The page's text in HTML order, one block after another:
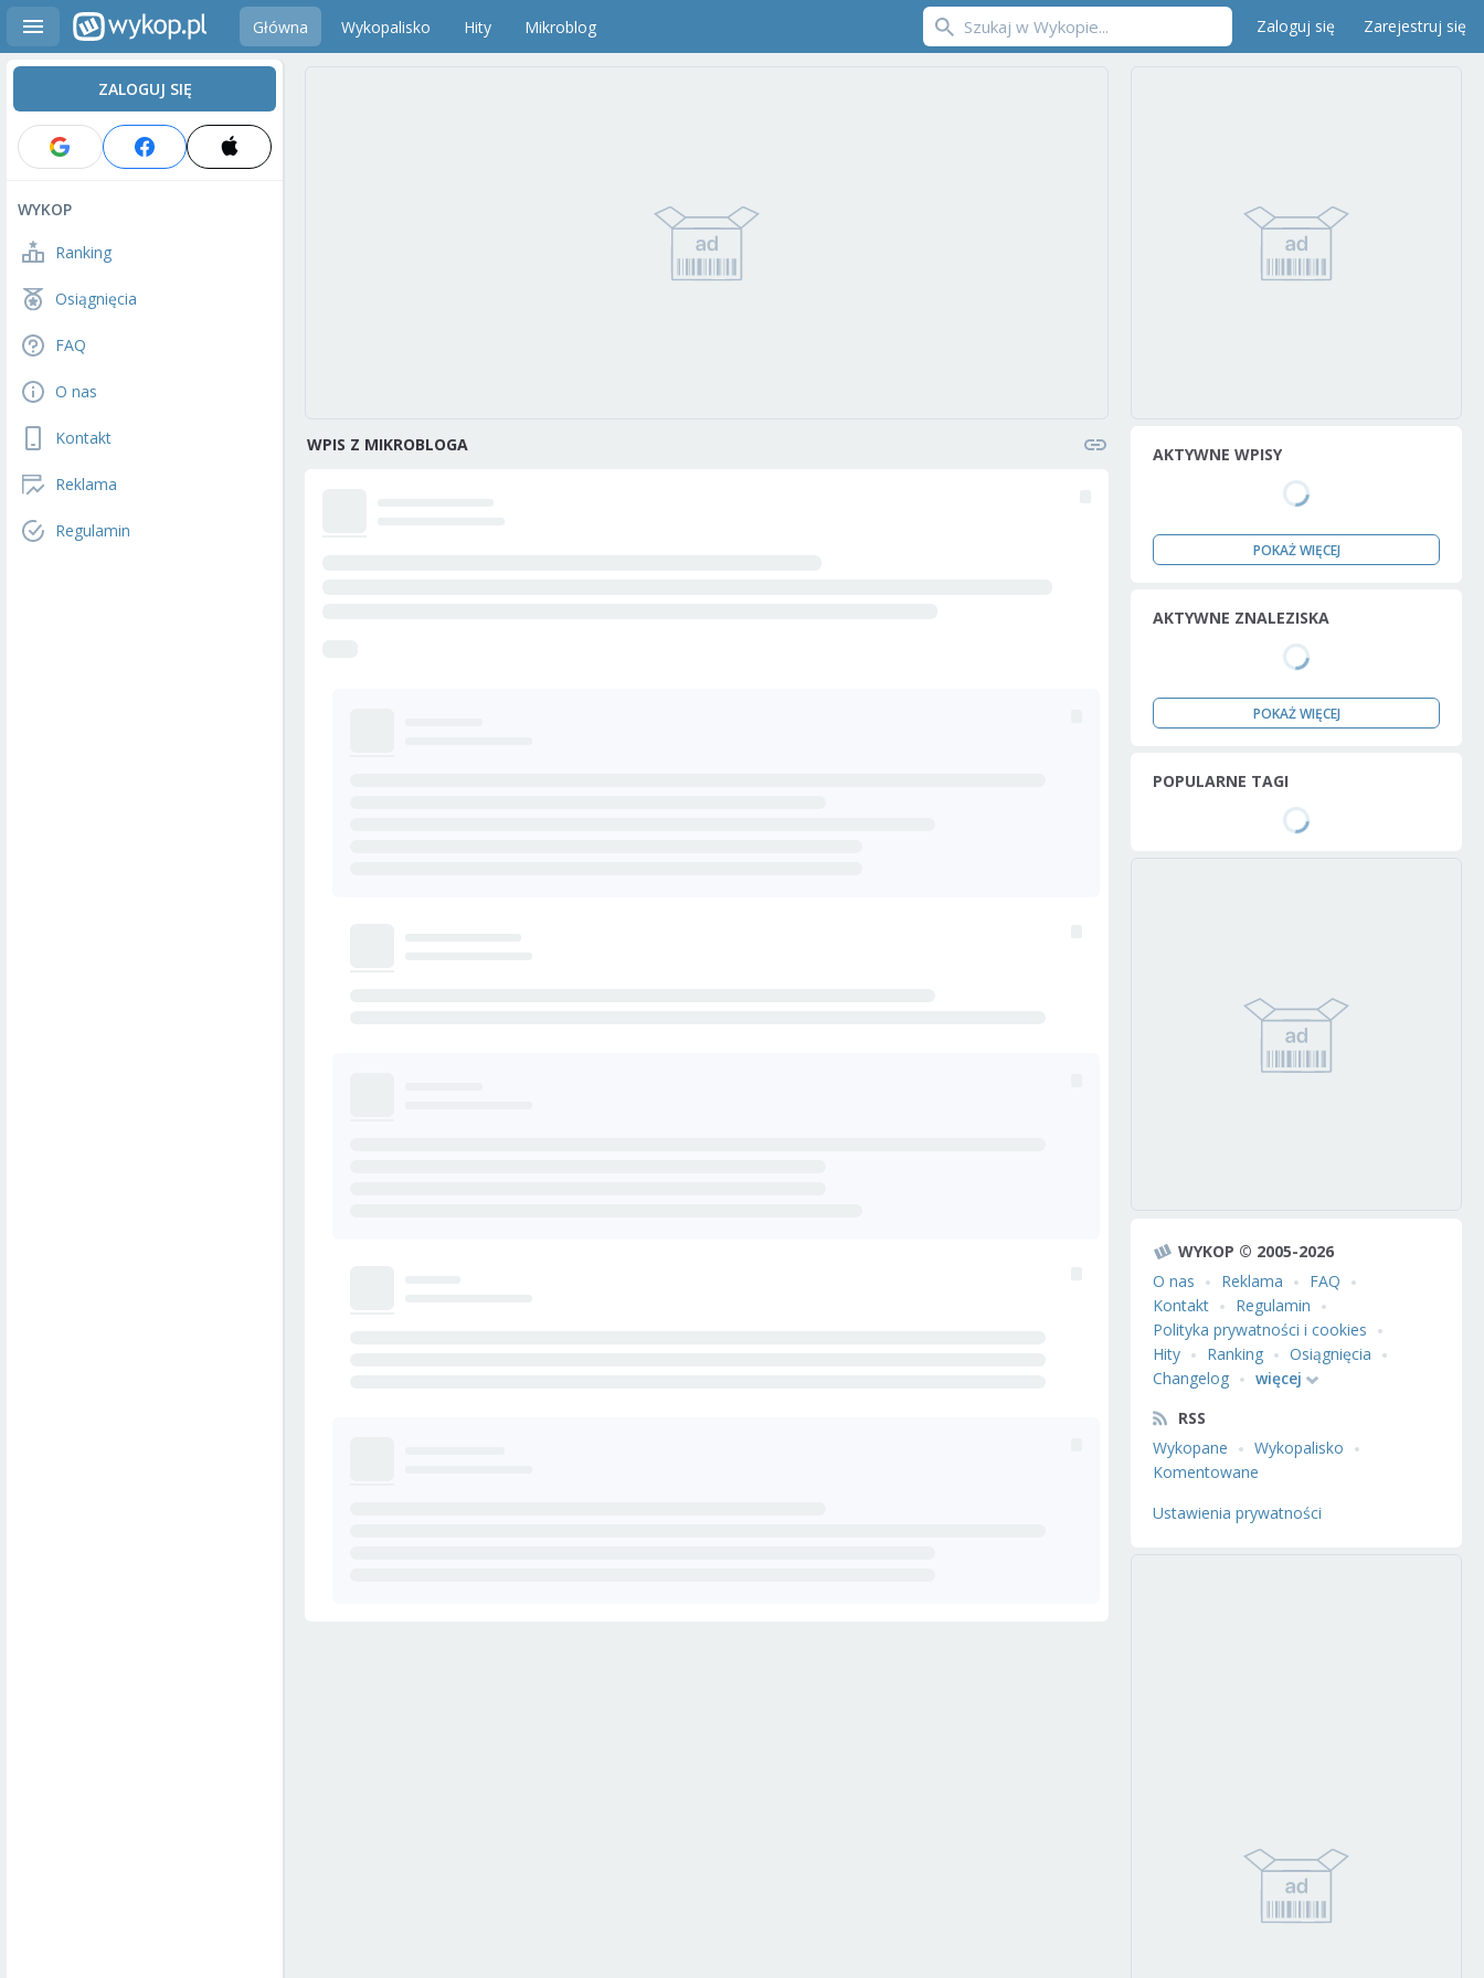
Główna Wykopalisko Hity Mikroblog Zaloguj się Zarejestruj się
ZALOGUJ SIĘ
WYKOP
Ranking
Osiągnięcia
FAQ
O nas
Kontakt
Reklama
Regulamin
WPIS Z MIKROBLOGA AKTYWNE WPISY
POKAŻ WIĘCEJ
AKTYWNE ZNALEZISKA
POKAŻ WIĘCEJ
POPULARNE TAGI
WYKOP © 2005-2026
O nas
Reklama
FAQ
Kontakt
Regulamin
Polityka prywatności i cookies
Hity
Ranking
Osiągnięcia
Changelog
więcej
RSS
Wykopane
Wykopalisko
Komentowane
Ustawienia prywatności